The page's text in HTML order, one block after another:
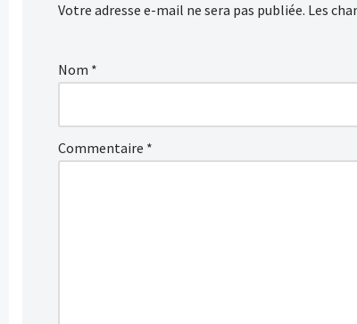
Votre adresse e-mail ne sera pas publiée. Les
Nom *
Commentaire *